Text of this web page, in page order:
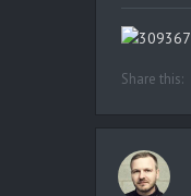
Share this: